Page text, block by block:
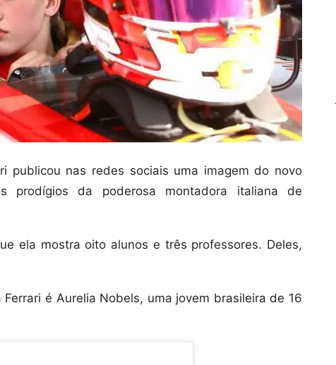
publicou nas redes sociais uma imagem do novo
prodígios da poderosa montadora italiana de
ela mostra oito alunos e três professores. Deles,
é Aurelia Nobels, uma jovem brasileira de 16